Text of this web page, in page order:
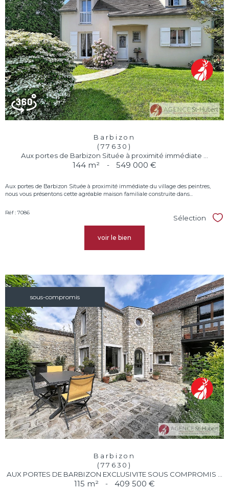
Barbizon
(77630)
Aux portes de Barbizon Située à proximité immédiate ...
144 m² - 549 000 €
Aux portes de Barbizon Située à proximité immédiate du village des peintres,
nous vous présentons cette agréable maison familiale construite dans...
Réf : 7086
Sélection
voir le bien
sous-compromis
Barbizon
(77630)
AUX PORTES DE BARBIZON EXCLUSIVITE SOUS COMPROMIS ...
115 m² - 409 500 €